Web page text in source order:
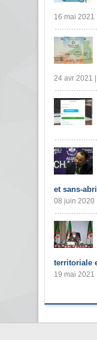
16 mai 2021 |
24 avr 2021 |
et sans-abri
08 juin 2020 |
territoriale
19 mai 2021 |